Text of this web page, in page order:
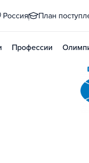
Россия План
Профессии